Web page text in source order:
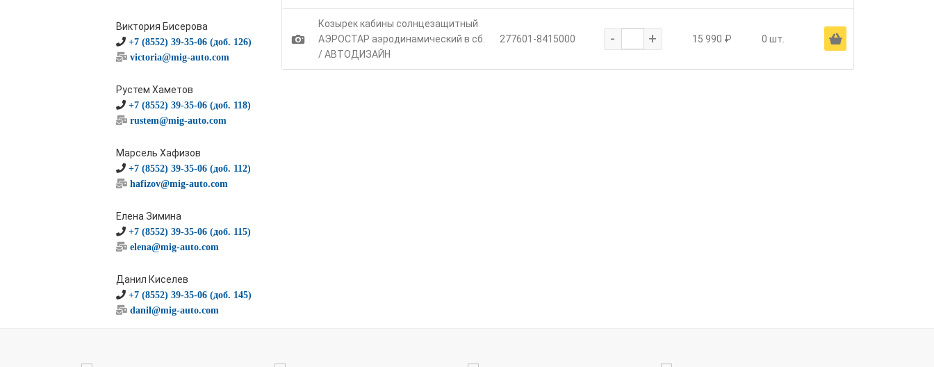
Виктория Бисерова
+7 (8552) 39-35-06 (доб. 126)
victoria@mig-auto.com
Рустем Хаметов
+7 (8552) 39-35-06 (доб. 118)
rustem@mig-auto.com
Марсель Хафизов
+7 (8552) 39-35-06 (доб. 112)
hafizov@mig-auto.com
Елена Зимина
+7 (8552) 39-35-06 (доб. 115)
elena@mig-auto.com
Данил Киселев
+7 (8552) 39-35-06 (доб. 145)
danil@mig-auto.com
1
Козырек кабины солнцезащитный
АЭРОСТАР аэродинамический в сб.
/ АВТОДИЗАЙН
277601-8415000 - + 15 990 ₽ 0 шт. Ä